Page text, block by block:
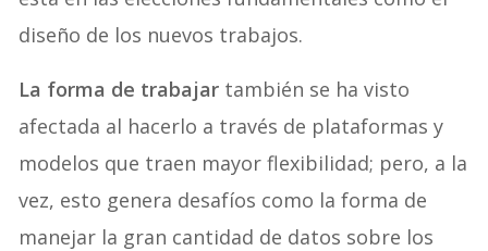
diseño de los nuevos trabajos.
La forma de trabajar también se ha visto
afectada al hacerlo a través de plataformas y
modelos que traen mayor flexibilidad; pero, a la
vez, esto genera desafíos como la forma de
manejar la gran cantidad de datos sobre los